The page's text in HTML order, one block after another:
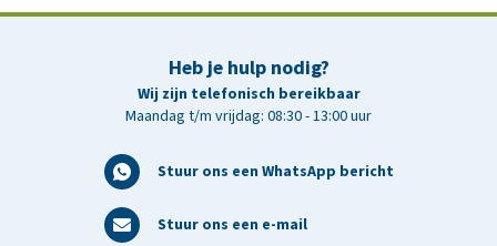
Heb je hulp nodig?
Wij zijn telefonisch bereikbaar
Maandag t/m vrijdag: 08:30 - 13:00 uur
Stuur ons een WhatsApp bericht
Stuur ons een e-mail